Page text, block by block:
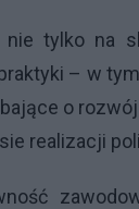
tylko na
– w
o
realizacji